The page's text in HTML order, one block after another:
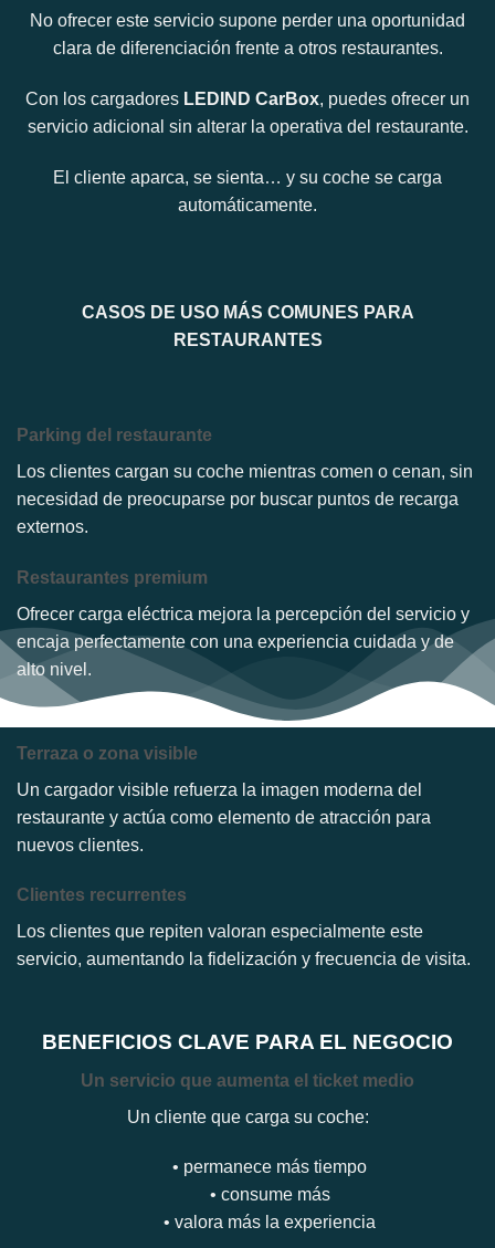
No ofrecer este servicio supone perder una oportunidad
clara de diferenciación frente a otros restaurantes.
Con los cargadores LEDIND CarBox, puedes ofrecer un
servicio adicional sin alterar la operativa del restaurante.
El cliente aparca, se sienta… y su coche se carga
automáticamente.
CASOS DE USO MÁS COMUNES PARA
RESTAURANTES
Parking del restaurante
Los clientes cargan su coche mientras comen o cenan, sin
necesidad de preocuparse por buscar puntos de recarga
externos.
Restaurantes premium
Ofrecer carga eléctrica mejora la percepción del servicio y
encaja perfectamente con una experiencia cuidada y de
alto nivel.
Terraza o zona visible
Un cargador visible refuerza la imagen moderna del
restaurante y actúa como elemento de atracción para
nuevos clientes.
Clientes recurrentes
Los clientes que repiten valoran especialmente este
servicio, aumentando la fidelización y frecuencia de visita.
BENEFICIOS CLAVE PARA EL NEGOCIO
Un servicio que aumenta el ticket medio
Un cliente que carga su coche:
• permanece más tiempo
• consume más
• valora más la experiencia